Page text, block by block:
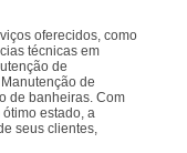
oferecidos, como
técnicas em
de
de
de banheiras. Com
estado, a
seus clientes,